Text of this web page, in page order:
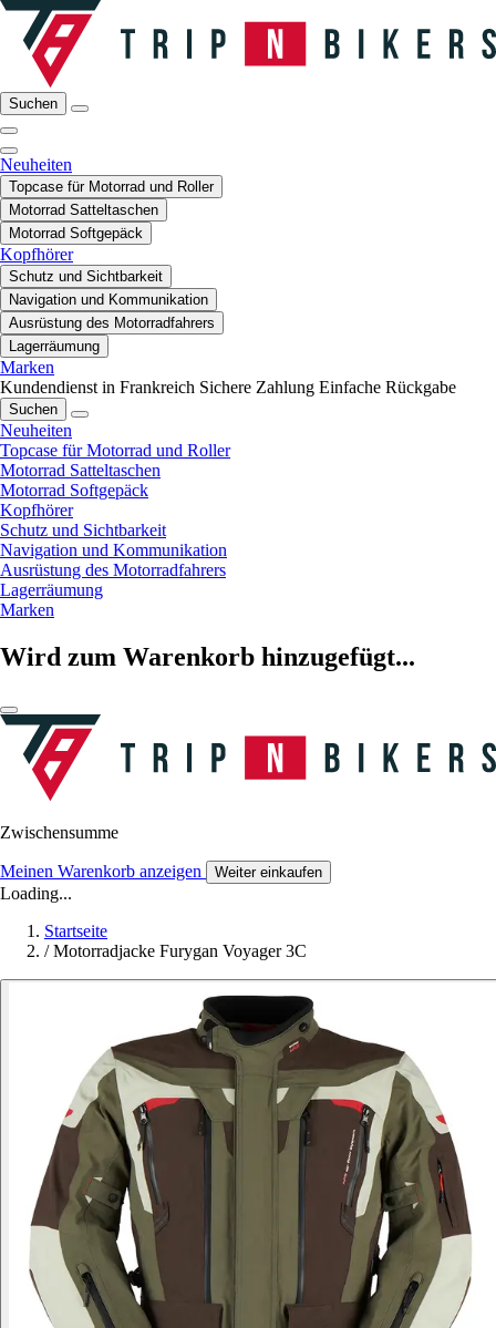
Suchen
Neuheiten
Topcase für Motorrad und Roller
Motorrad Satteltaschen
Motorrad Softgepäck
Kopfhörer
Schutz und Sichtbarkeit
Navigation und Kommunikation
Ausrüstung des Motorradfahrers
Lagerräumung
Marken
Kundendienst in Frankreich Sichere Zahlung Einfache Rückgabe
Suchen
Neuheiten
Topcase für Motorrad und Roller
Motorrad Satteltaschen
Motorrad Softgepäck
Kopfhörer
Schutz und Sichtbarkeit
Navigation und Kommunikation
Ausrüstung des Motorradfahrers
Lagerräumung
Marken
Wird zum Warenkorb hinzugefügt...
Zwischensumme
Meinen Warenkorb anzeigen Weiter einkaufen
Loading...
Startseite
/ Motorradjacke Furygan Voyager 3C